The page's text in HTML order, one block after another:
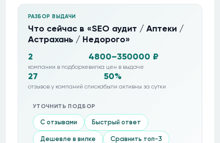
РАЗБОР ВЫДАЧИ
Что сейчас в «SEO аудит / Аптеки /
Астрахань / Недорого»
2
компании в подборке
4800–350000 ₽
вилка цен в выдаче
27
отзывов у компаний списка
50%
были активны за сутки
УТОЧНИТЬ ПОДБОР
С отзывами Быстрый ответ
Дешевле в вилке Сравнить топ-3